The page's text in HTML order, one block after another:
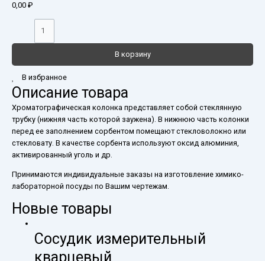
0,00 ₽
В корзину
В избранное
Описание товара
Хроматографическая колонка представляет собой стеклянную
трубку (нижняя часть которой заужена). В нижнюю часть колонки
перед ее заполнением сорбентом помещают стекловолокно или
стекловату. В качестве сорбента используют оксид алюминия,
активированный уголь и др.
Принимаются индивидуальные заказы на изготовление химико-
лабораторной посуды по Вашим чертежам.
Новые товары
Сосудик измерительный
кварцевый